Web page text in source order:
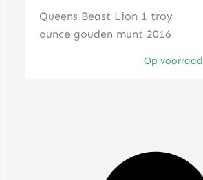
Queens Beast Lion 1 troy
ounce gouden munt 2016
Op voorraad